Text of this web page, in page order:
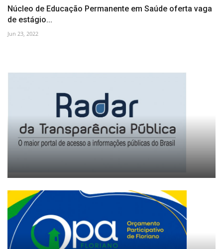
Núcleo de Educação Permanente em Saúde oferta vaga
de estágio...
Jun 23, 2022